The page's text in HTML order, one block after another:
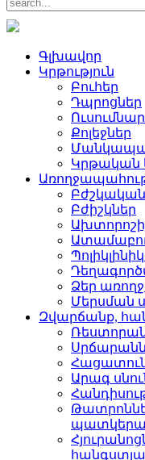
Գլխավոր
Կրթություն
Բուհեր­
Դպրոցներ­
Քոլեջներ­
Կրթական
Բժիշկներ­
Ձեր
Մերսման
Զվարճանք,
Արագ